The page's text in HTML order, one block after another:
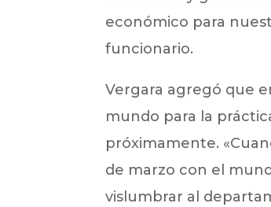
económico para
funcionario.
Vergara agregó que
mundo para la
próximamente.
de marzo con el
vislumbrar al